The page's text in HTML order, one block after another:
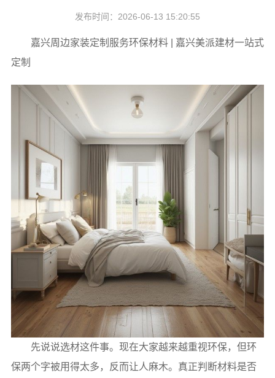
发布时间：2026-06-13 15:20:55
嘉兴周边家装定制服务环保材料 | 嘉兴美派建材一站式
定制
先说说选材这件事。现在大家越来越重视环保，但环
保两个字被用得太多，反而让人麻木。真正判断材料是否